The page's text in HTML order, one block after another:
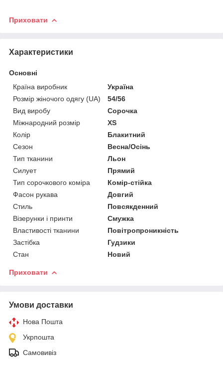
Приховати
Характеристики
Основні
Країна виробник
Україна
Розмір жіночого одягу (UA)
54/56
Вид виробу
Сорочка
Міжнародний розмір
XS
Колір
Блакитний
Сезон
Весна/Осінь
Тип тканини
Льон
Силует
Прямий
Тип сорочкового коміра
Комір-стійка
Фасон рукава
Довгий
Стиль
Повсякденний
Візерунки і принти
Смужка
Властивості тканини
Повітропроникність
Застібка
Гудзики
Стан
Новий
Приховати
Умови доставки
Нова Пошта
Укрпошта
Самовивіз